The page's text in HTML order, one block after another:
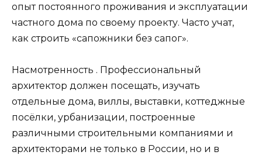
опыт постоянного проживания и эксплуатации
частного дома по своему проекту. Часто учат,
как строить «сапожники без сапог».
Насмотренность . Профессиональный
архитектор должен посещать, изучать
отдельные дома, виллы, выставки, коттеджные
посёлки, урбанизации, построенные
различными строительными компаниями и
архитекторами не только в России, но и в